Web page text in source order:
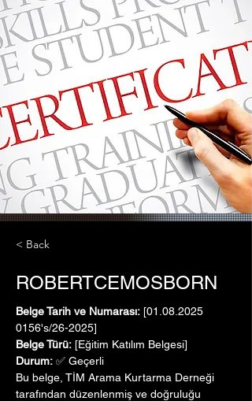
< Back
ROBERTCEMOSBORN
Belge Tarih ve Numarası: [01.08.2025
0156's/26-2025]
Belge Türü: [Eğitim Katılım Belgesi]
Durum: ✅ Geçerli
Bu belge, TİM Arama Kurtarma Derneği
tarafından düzenlenmiş ve doğruluğu